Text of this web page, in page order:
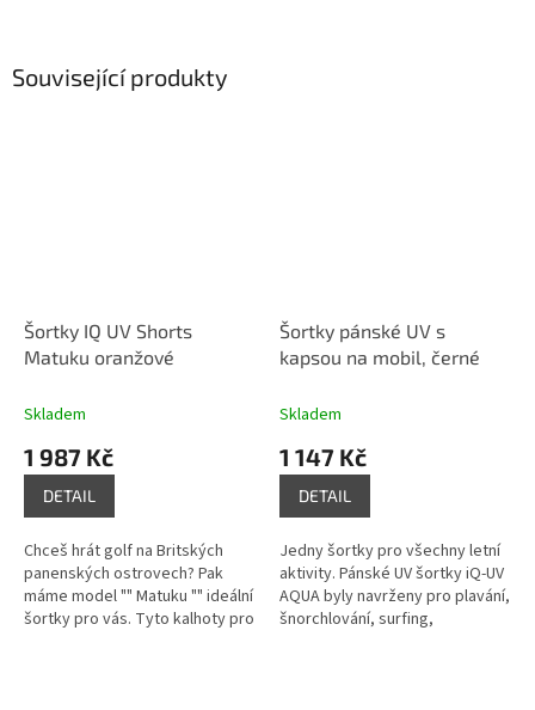
Související produkty
Šortky IQ UV Shorts
Matuku oranžové
Skladem
1 987 Kč
DETAIL
Chceš hrát golf na Britských
panenských ostrovech? Pak
máme model "" Matuku "" ideální
šortky pro vás. Tyto kalhoty pro
Šortky pánské UV s
kapsou na mobil, černé
Skladem
1 147 Kč
DETAIL
Jedny šortky pro všechny letní
aktivity. Pánské UV šortky iQ-UV
AQUA byly navrženy pro plavání,
šnorchlování, surfing,